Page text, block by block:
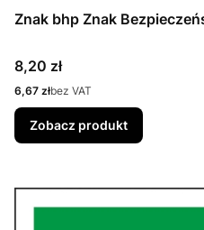
Znak bhp Znak
Cena
8,20 zł
Cena
6,67 złbez VAT
Zobacz produkt